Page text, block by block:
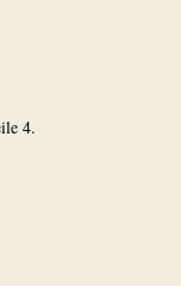
4.